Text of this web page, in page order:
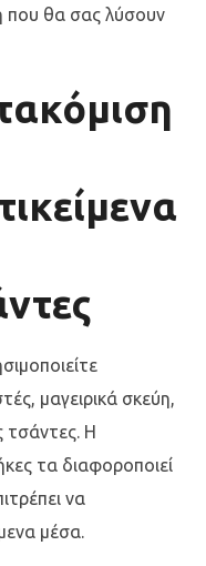
που θα σας λύσουν
μαγειρικά σκεύη,
τσάντες. Η
τα διαφοροποιεί
να
μέσα.